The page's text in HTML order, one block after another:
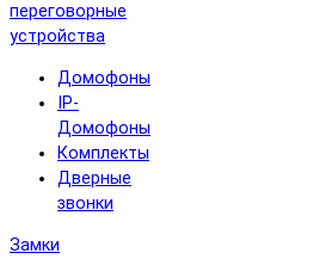
переговорные
устройства
Домофоны
IP-
Домофоны
Комплекты
Дверные
звонки
Замки